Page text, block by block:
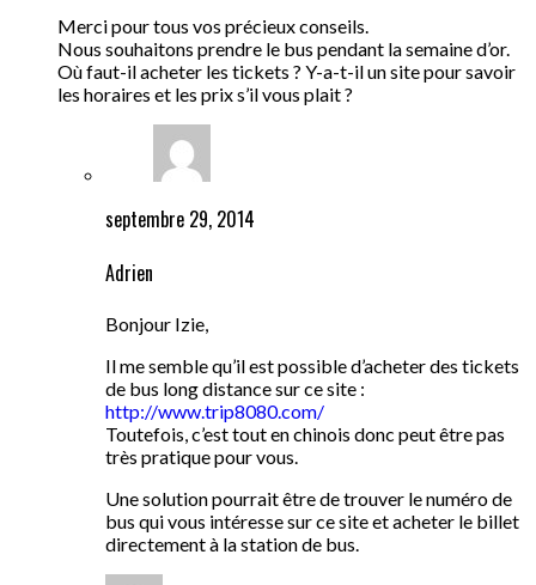
Merci pour tous vos précieux conseils.
Nous souhaitons prendre le bus pendant la semaine d’or.
Où faut-il acheter les tickets ? Y-a-t-il un site pour savoir
les horaires et les prix s’il vous plait ?
septembre 29, 2014
Adrien
Bonjour Izie,
Il me semble qu’il est possible d’acheter des tickets
de bus long distance sur ce site :
http://www.trip8080.com/
Toutefois, c’est tout en chinois donc peut être pas
très pratique pour vous.
Une solution pourrait être de trouver le numéro de
bus qui vous intéresse sur ce site et acheter le billet
directement à la station de bus.